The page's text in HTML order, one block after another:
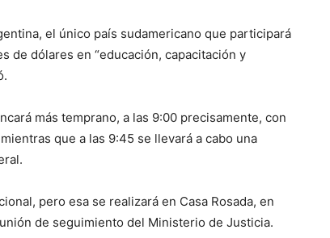
el único país sudamericano que participará
de dólares en “educación, capacitación y
más temprano, a las 9:00 precisamente, con
que a las 9:45 se llevará a cabo una
pero esa se realizará en Casa Rosada, en
de seguimiento del Ministerio de Justicia.